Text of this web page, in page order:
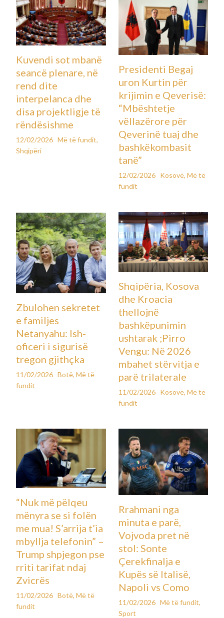
Kuvendi sot mbanë
seancë plenare, në
rend dite
interpelanca dhe
disa projektligje të
rëndësishme
12/02/2026 Më të fundit,
Shqipëri
Presidenti Begaj
uron Kurtin për
krijimin e Qeverisë:
“Mbështetje
vëllazërore për
Qeverinë tuaj dhe
bashkëkombasit
tanë”
12/02/2026 Kosovë, Më të
fundit
Zbulohen sekretet
e familjes
Netanyahu: Ish-
oficeri i sigurisë
tregon gjithçka
11/02/2026 Botë,Më të
fundit
Shqipëria, Kosova
dhe Kroacia
thellojnë
bashkëpunimin
ushtarak ;Pirro
Vengu: Në 2026
mbahet stërvitja e
parë trilaterale
11/02/2026 Kosovë, Më të
fundit
“Nuk më pëlqeu
mënyra se si folën
me mua! S’arrija t’ia
mbyllja telefonin” –
Trump shpjegon pse
rriti tarifat ndaj
Zvicrës
11/02/2026 Botë,Më të
fundit
Rrahmani nga
minuta e parë,
Vojvoda pret në
stol: Sonte
Çerekfinalja e
Kupës së Italisë,
Napoli vs Como
11/02/2026 Më të fundit,
Sport